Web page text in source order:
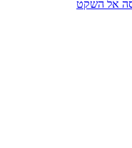
אל השקט